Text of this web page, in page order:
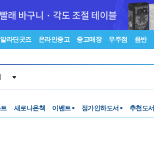
알라딘굿즈 온라인중고 중고매장 우주점 음반
새로나온책 이벤트 정가인하도서 추천도서